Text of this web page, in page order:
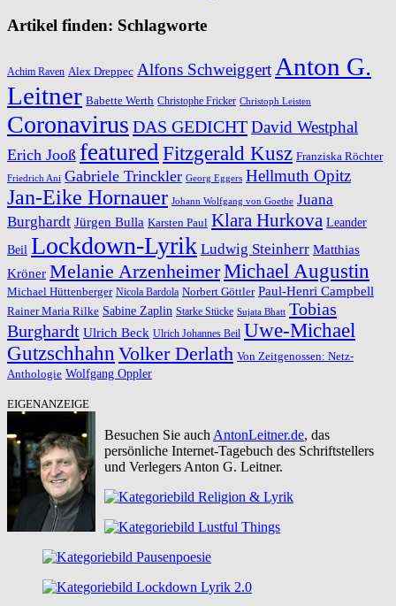
Artikel finden: Schlagworte
Achim Raven Alex Dreppec Alfons Schweiggert Anton G.
Leitner Babette Werth Christophe Fricker Christoph Leisten
Coronavirus DAS GEDICHTDavid Westphal
Erich Jooß featured Fitzgerald Kusz Franziska Röchter
Friedrich Ani Gabriele Trinckler Georg Eggers Hellmuth Opitz
Jan-Eike Hornauer Johann Wolfgang von Goethe Juana
Burghardt Jürgen Bulla Karsten Paul Klara Hurkova Leander
Beil Lockdown-Lyrik Ludwig Steinherr Matthias
Kröner Melanie ArzenheimerMichael Augustin
Michael Hüttenberger Nicola Bardola Norbert Göttler Paul-Henri Campbell
Rainer Maria Rilke Sabine Zaplin Starke Stücke Sujata Bhatt Tobias
Burghardt Ulrich Beck Ulrich Johannes Beil Uwe-Michael
Gutzschhahn Volker Derlath Von Zeitgenossen: Netz-
Anthologie Wolfgang Oppler
EIGENANZEIGE
Besuchen Sie auch AntonLeitner.de, das
persönliche Internet-Tagebuch des Schriftstellers
und Verlegers Anton G. Leitner.